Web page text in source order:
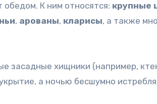
обедом. К ним относятся: крупные
, арованы, кларисы, а также
засадные хищники (например,
а ночью бесшумно